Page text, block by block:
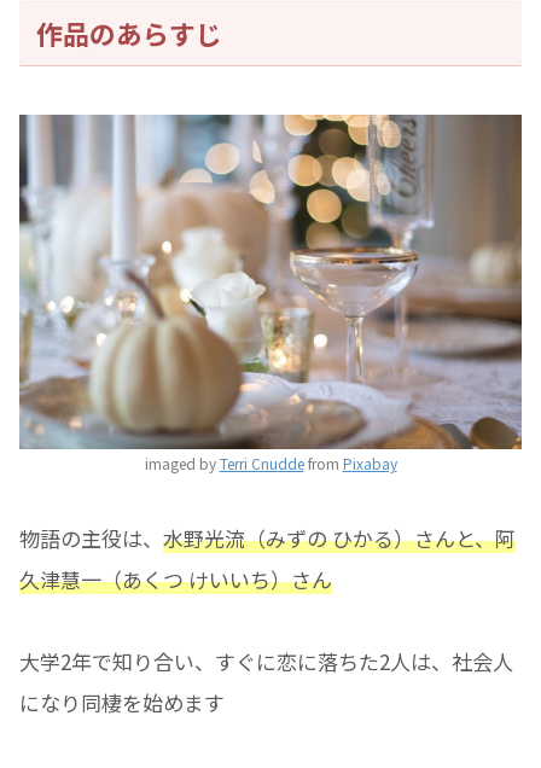
作品のあらすじ
imaged byTerri Cnuddefrom Pixabay
物語の主役は、 水野光流（みずの ひかる）さんと、阿
久津慧一（あくつ けいいち）さん
大学2年で知り合い、すぐに恋に落ちた2人は、社会人
になり同棲を始めます